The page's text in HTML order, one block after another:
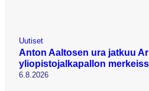
Uutiset
Anton Aaltosen ura jatkuu
yliopistojalkapallon
6.8.2026